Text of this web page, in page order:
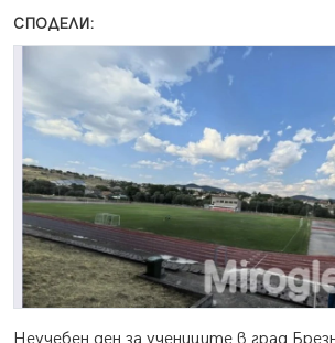
СПОДЕЛИ: